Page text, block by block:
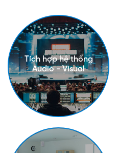
Tích hợp hệ thống
Audio - Visual